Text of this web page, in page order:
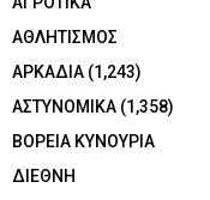
ΑΘΛΗΤΙΣΜΟΣ
ΑΡΚΑΔΙΑ (1,243)
ΑΣΤΥΝΟΜΙΚΑ (1,358)
ΒΟΡΕΙΑ ΚΥΝΟΥΡΙΑ
ΔΙΕΘΝΗ